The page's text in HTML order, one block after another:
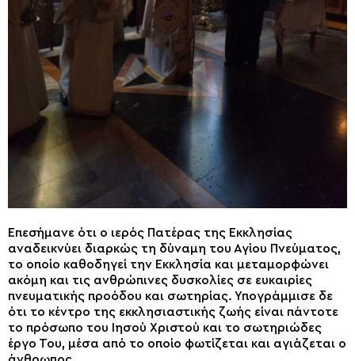
Επεσήμανε ότι ο ιερός Πατέρας της Εκκλησίας
αναδεικνύει διαρκώς τη δύναμη του Αγίου Πνεύματος,
το οποίο καθοδηγεί την Εκκλησία και μεταμορφώνει
ακόμη και τις ανθρώπινες δυσκολίες σε ευκαιρίες
πνευματικής προόδου και σωτηρίας. Υπογράμμισε δε
ότι το κέντρο της εκκλησιαστικής ζωής είναι πάντοτε
το πρόσωπο του Ιησού Χριστού και το σωτηριώδες
έργο Του, μέσα από το οποίο φωτίζεται και αγιάζεται ο